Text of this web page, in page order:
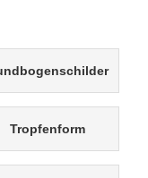
Tropfenform